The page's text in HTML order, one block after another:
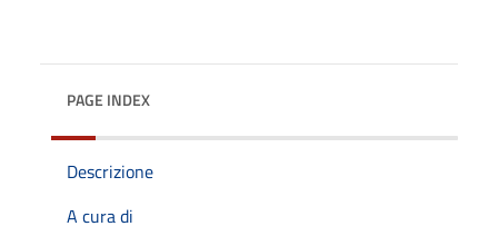
PAGE INDEX
Descrizione
A cura di